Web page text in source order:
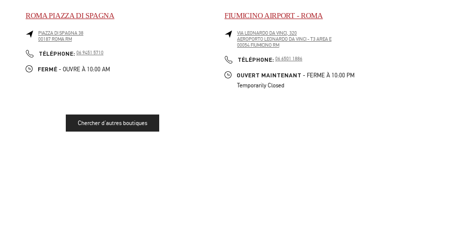
ROMA PIAZZA DI SPAGNA
PIAZZA DI SPAGNA 38
00187 ROMA RM
TÉLÉPHONE: PHONE
06 9451 5710
FERMÉ - OUVRE À 10:00 AM
FIUMICINO AIRPORT - ROMA
VIA LEONARDO DA VINCI, 320
AEROPORTO LEONARDO DA VINCI - T3 AREA E
00054 FIUMICINO RM
TÉLÉPHONE: PHONE
06 6501 1886
OUVERT MAINTENANT - FERME À 10:00 PM
Temporarily Closed
Chercher d'autres boutiques